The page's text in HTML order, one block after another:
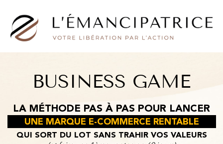
BUSINESS GAME
LA MÉTHODE PAS À PAS POUR LANCER
UNE MARQUE E-COMMERCE RENTABLE
QUI SORT DU LOT SANS TRAHIR VOS VALEURS